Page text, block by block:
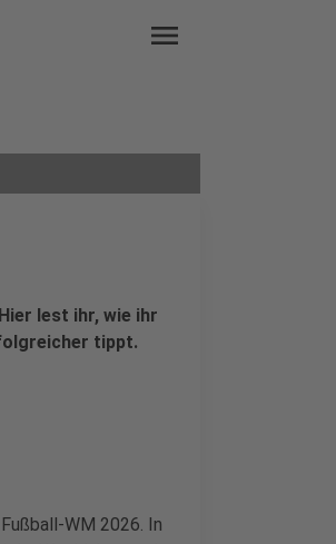
menu
lest ihr, wie ihr
tippt.
WM 2026. In